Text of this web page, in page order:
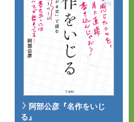
阿部公彦『名作をいじ
る』